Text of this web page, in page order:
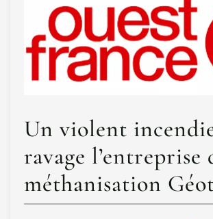
Un violent
ravage l’entreprise
méthanisation